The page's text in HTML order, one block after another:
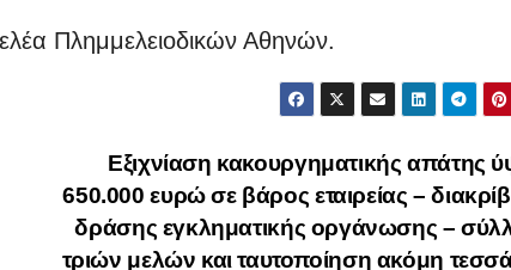
Πλημμελειοδικών Αθηνών.
Εξιχνίαση κακουργηματικής απάτης
650.000 ευρώ σε βάρος εταιρείας –
δράσης εγκληματικής οργάνωσης –
τριών μελών και ταυτοποίηση ακόμη